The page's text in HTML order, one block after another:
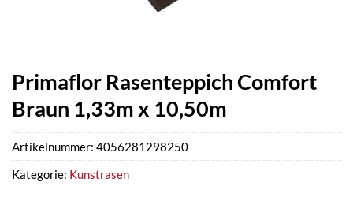
Primaflor Rasenteppich Comfort
Braun 1,33m x 10,50m
Artikelnummer: 4056281298250
Kategorie: Kunstrasen